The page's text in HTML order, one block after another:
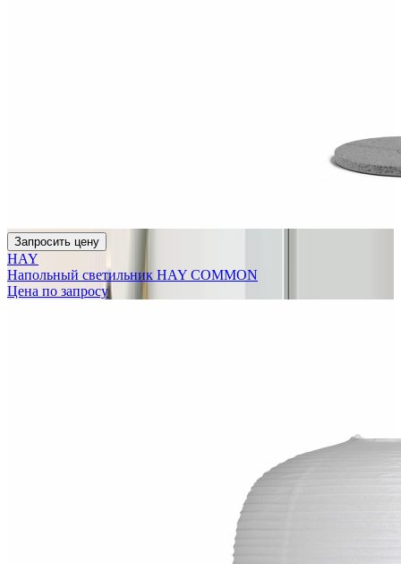
Запросить цену
HAY
Напольный светильник HAY COMMON
Цена по запросу